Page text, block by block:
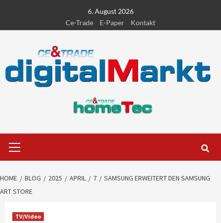
content
6. August 2026
Ce-Trade
E-Paper Kontakt
Menu
HOME BLOG 2025 APRIL 7
SAMSUNG ERWEITERT DEN SAMSUNG
ART STORE
TV/Video